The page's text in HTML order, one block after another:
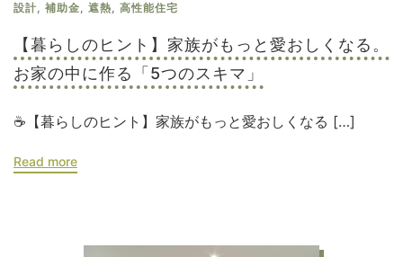
設計, 補助金, 遮熱, 高性能住宅
【暮らしのヒント】家族がもっと愛おしくなる。
お家の中に作る「5つのスキマ」
☕【暮らしのヒント】家族がもっと愛おしくなる […]
Read more